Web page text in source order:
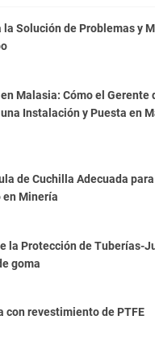
Solución de Problemas y
Malasia: Cómo el Gerente
una Instalación y Puesta en
de Cuchilla Adecuada
en Minería
la Protección de Tuberías-
goma
con revestimiento de PTFE